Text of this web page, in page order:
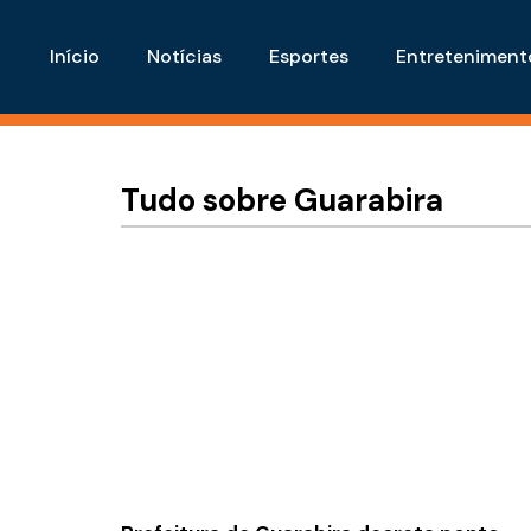
Início Notícias Esportes
Tudo sobre Guarabira